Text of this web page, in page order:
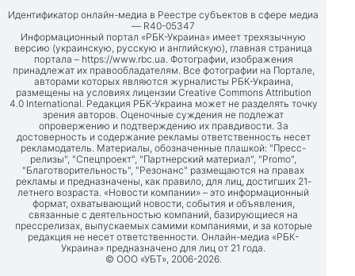
Идентификатор онлайн-медиа в Реестре субъектов в сфере медиа
— R40-05347
Информационный портал «РБК-Украина» имеет трехязычную
версию (украинскую, русскую и английскую), главная страница
портала – https://www.rbc.ua . Фотографии, изображения
принадлежат их правообладателям. Все фотографии на Портале,
авторами которых являются журналисты РБК-Украина,
размещены на условиях лицензии Creative Commons Attribution
4.0 International. Редакция РБК-Украина может не разделять точку
зрения авторов. Оценочные суждения не подлежат
опровержению и подтверждению их правдивости. За
достоверность и содержание рекламы ответственность несет
рекламодатель. Материалы, обозначенные плашкой: "Пресс-
релизы", "Спецпроект", "Партнерский материал", "Promo",
"Благотворительность", "Резонанс" размещаются на правах
рекламы и предназначены, как правило, для лиц, достигших 21-
летнего возраста. «Новости компании» – это информационный
формат, охватывающий новости, события и объявления,
связанные с деятельностью компаний, базирующиеся на
прессрелизах, выпускаемых самими компаниями, и за которые
редакция не несет ответственности. Онлайн-медиа «РБК-
Украина» предназначено для лиц от 21 года.
© ООО «УБТ», 2006-2026.